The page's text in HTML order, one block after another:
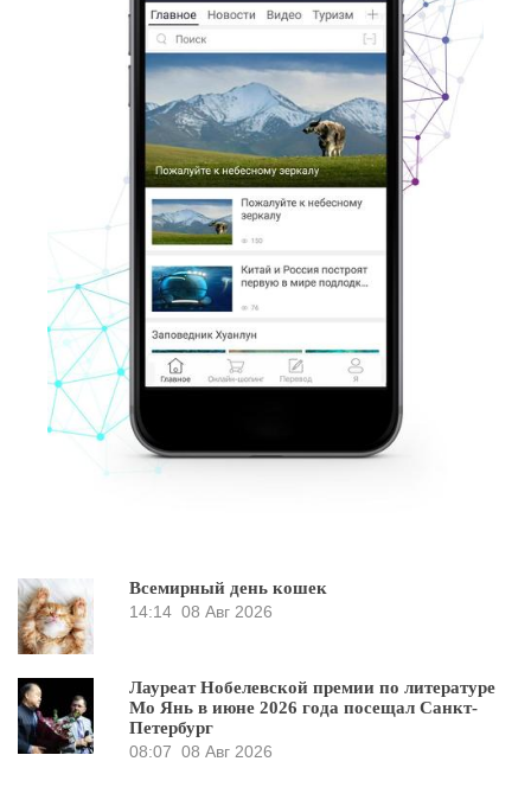
Всемирный день кошек
14:14 08 Авг 2026
Лауреат Нобелевской премии по литературе
Мо Янь в июне 2026 года посещал Санкт-
Петербург
08:07 08 Авг 2026